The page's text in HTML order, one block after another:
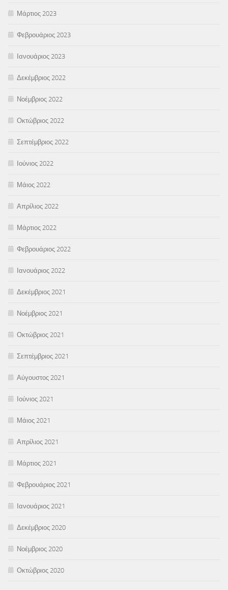
Μάρτιος 2023
Φεβρουάριος 2023
Ιανουάριος 2023
Δεκέμβριος 2022
Νοέμβριος 2022
Οκτώβριος 2022
Σεπτέμβριος 2022
Ιούνιος 2022
Μάιος 2022
Απρίλιος 2022
Μάρτιος 2022
Φεβρουάριος 2022
Ιανουάριος 2022
Δεκέμβριος 2021
Νοέμβριος 2021
Οκτώβριος 2021
Σεπτέμβριος 2021
Αύγουστος 2021
Ιούνιος 2021
Μάιος 2021
Απρίλιος 2021
Μάρτιος 2021
Φεβρουάριος 2021
Ιανουάριος 2021
Δεκέμβριος 2020
Νοέμβριος 2020
Οκτώβριος 2020